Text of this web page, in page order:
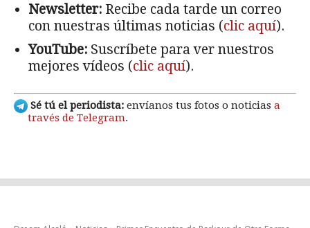
Newsletter: Recibe cada tarde un correo
con nuestras últimas noticias (clic aquí).
YouTube: Suscríbete para ver nuestros
mejores vídeos (clic aquí).
Sé tú el periodista: envíanos tus fotos o noticias a
través de Telegram.